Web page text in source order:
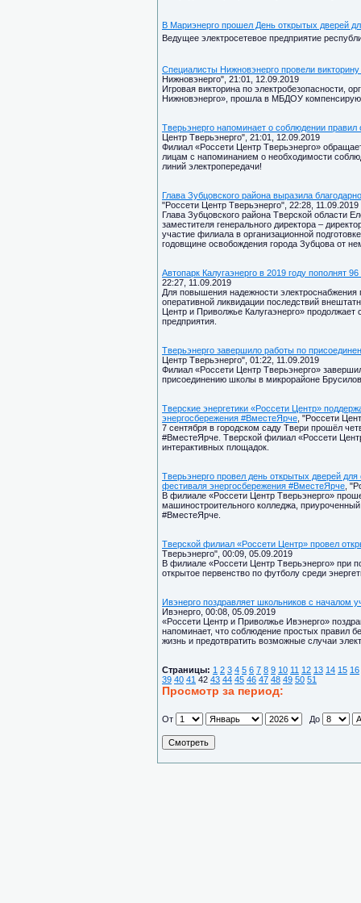
В Мариэнерго прошел День открытых дверей
Ведущее электросетевое предприятие
Специалисты Нижновэнерго провели
Нижновэнерго", 21:01, 12.09.2019
Игровая викторина по электробезопасности,
Нижновэнерго», прошла в МБДОУ
Тверьэнерго напоминает о соблюдении правил
Центр Тверьэнерго", 21:01, 12.09.2019
Филиал «Россети Центр Тверьэнерго»
лицам с напоминанием о необходимости
линий электропередачи!
Глава Зубцовского района выразила
"Россети Центр Тверьэнерго", 22:28, 11.09.2019
Глава Зубцовского района Тверской области
заместителя генерального директора –
участие филиала в организационной
годовщине освобождения города Зубцова от
Автопарк Калугаэнерго в 2019 году пополнят
22:27, 11.09.2019
Для повышения надежности
оперативной ликвидации последствий
Центр и Приволжье Калугаэнерго»
предприятия.
Тверьэнерго завершило работы по
Центр Тверьэнерго", 01:22, 11.09.2019
Филиал «Россети Центр Тверьэнерго»
присоединению школы в микрорайоне
Тверские энергетики «Россети Центр»
энергосбережения #ВместеЯрче , "Россети
7 сентября в городском саду Твери прошёл
#ВместеЯрче. Тверской филиал «Россети
интерактивных площадок.
Тверьэнерго провел день открытых дверей
фестиваля энергосбережения #ВместеЯрче ,
В филиале «Россети Центр Тверьэнерго»
машиностроительного колледжа,
#ВместеЯрче.
Тверской филиал «Россети Центр» провел
Тверьэнерго", 00:09, 05.09.2019
В филиале «Россети Центр Тверьэнерго» при
открытое первенство по футболу среди
Ивэнерго поздравляет школьников с началом
Ивэнерго, 00:08, 05.09.2019
«Россети Центр и Приволжье Ивэнерго»
напоминает, что соблюдение простых правил
жизнь и предотвратить возможные случаи
Страницы: 1 2 3 4 5 6 7 8 9 10 11 12 13 14 15 16
39 40 41 42 43 44 45 46 47 48 49 50 51
Просмотр за период:
От До